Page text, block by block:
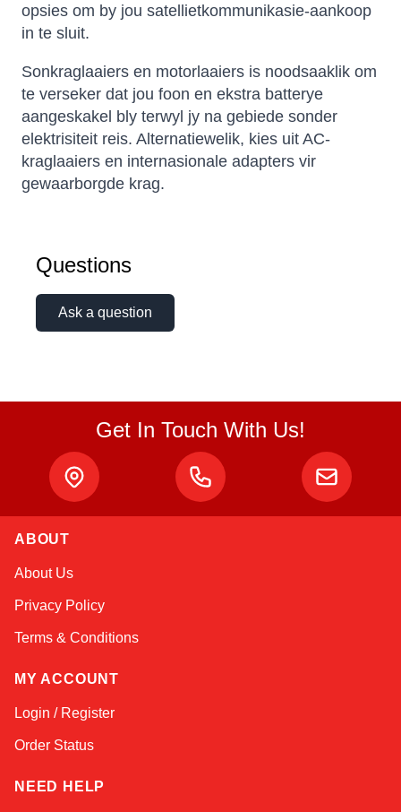
opsies om by jou satellietkommunikasie-aankoop
in te sluit.
Sonkraglaaiers en motorlaaiers is noodsaaklik om
te verseker dat jou foon en ekstra batterye
aangeskakel bly terwyl jy na gebiede sonder
elektrisiteit reis. Alternatiewelik, kies uit AC-
kraglaaiers en internasionale adapters vir
gewaarborgde krag.
Questions
Ask a question
Get In Touch With Us!
ABOUT
About Us
Privacy Policy
Terms & Conditions
MY ACCOUNT
Login / Register
Order Status
NEED HELP